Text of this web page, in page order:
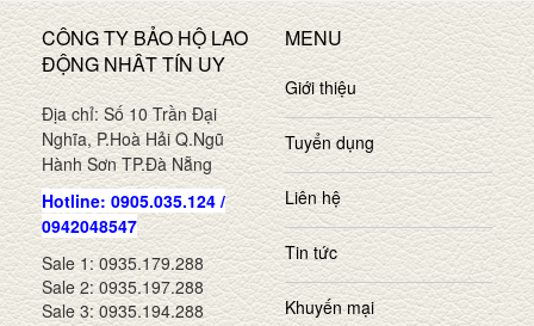
CÔNG TY BẢO HỘ LAO
ĐỘNG NHÂT TÍN UY
Địa chỉ: Số 10 Trần Đại
Nghĩa, P.Hoà Hải Q.Ngũ
Hành Sơn TP.Đà Nẵng
Hotline: 0905.035.124 /
0942048547
Sale 1: 0935.179.288
Sale 2: 0935.197.288
Sale 3: 0935.194.288
MENU
Giới thiệu
Tuyển dụng
Liên hệ
Tin tức
Khuyến mại